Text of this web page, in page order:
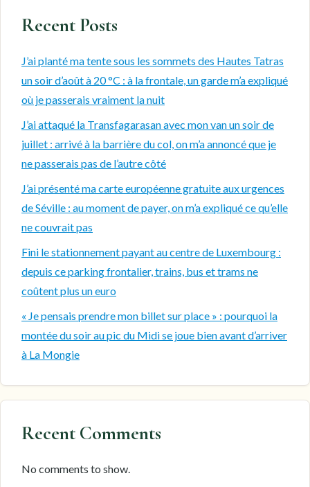
Recent Posts
J’ai planté ma tente sous les sommets des Hautes Tatras
un soir d’août à 20 °C : à la frontale, un garde m’a expliqué
où je passerais vraiment la nuit
J’ai attaqué la Transfagarasan avec mon van un soir de
juillet : arrivé à la barrière du col, on m’a annoncé que je
ne passerais pas de l’autre côté
J’ai présenté ma carte européenne gratuite aux urgences
de Séville : au moment de payer, on m’a expliqué ce qu’elle
ne couvrait pas
Fini le stationnement payant au centre de Luxembourg :
depuis ce parking frontalier, trains, bus et trams ne
coûtent plus un euro
« Je pensais prendre mon billet sur place » : pourquoi la
montée du soir au pic du Midi se joue bien avant d’arriver
à La Mongie
Recent Comments
No comments to show.